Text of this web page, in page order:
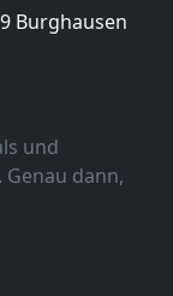
Burghausen
und
dann,